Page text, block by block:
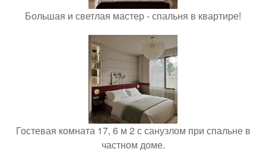
Большая и светлая мастер - спальня в квартире!
Гостевая комната 17, 6 м 2 с санузлом при спальне в
частном доме.